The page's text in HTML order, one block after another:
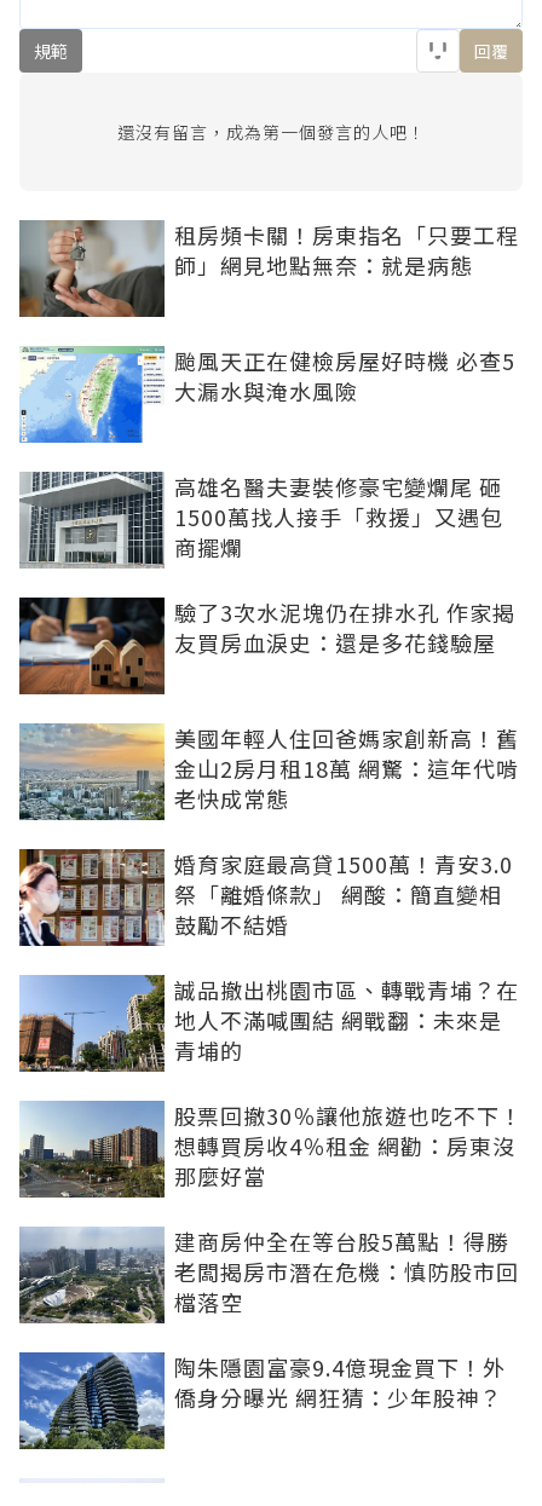
規範 回覆
還沒有留言，成為第一個發言的人吧！
租房頻卡關！房東指名「只要工程
師」網見地點無奈：就是病態
颱風天正在健檢房屋好時機 必查5
大漏水與淹水風險
高雄名醫夫妻裝修豪宅變爛尾 砸
1500萬找人接手「救援」又遇包
商擺爛
驗了3次水泥塊仍在排水孔 作家揭
友買房血淚史：還是多花錢驗屋
美國年輕人住回爸媽家創新高！舊
金山2房月租18萬 網驚：這年代啃
老快成常態
婚育家庭最高貸1500萬！青安3.0
祭「離婚條款」 網酸：簡直變相
鼓勵不結婚
誠品撤出桃園市區、轉戰青埔？在
地人不滿喊團結 網戰翻：未來是
青埔的
股票回撤30％讓他旅遊也吃不下！
想轉買房收4％租金 網勸：房東沒
那麼好當
建商房仲全在等台股5萬點！得勝
老闆揭房市潛在危機：慎防股市回
檔落空
陶朱隱園富豪9.4億現金買下！外
僑身分曝光 網狂猜：少年股神？